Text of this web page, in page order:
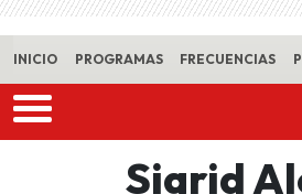
INICIO PROGRAMAS FRECUENCIAS
Sigrid